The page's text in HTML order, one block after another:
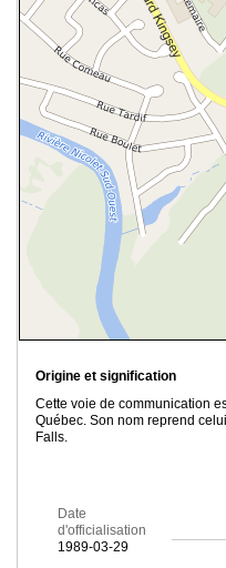
Origine et signification
Cette voie de communication
Québec. Son nom reprend
Falls.
Date
d'officialisation
1989-03-29